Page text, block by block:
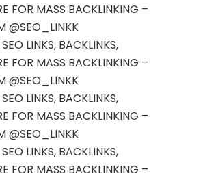
FOR MASS BACKLINKING –
@SEO_LINKK
LINKS, BACKLINKS,
FOR MASS BACKLINKING –
@SEO_LINKK
LINKS, BACKLINKS,
FOR MASS BACKLINKING –
@SEO_LINKK
LINKS, BACKLINKS,
FOR MASS BACKLINKING –